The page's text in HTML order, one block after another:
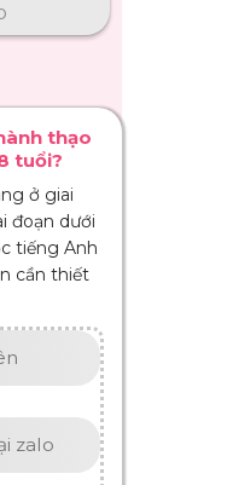
thạo
tuổi?
ở giai
đoạn dưới
tiếng Anh
cần thiết